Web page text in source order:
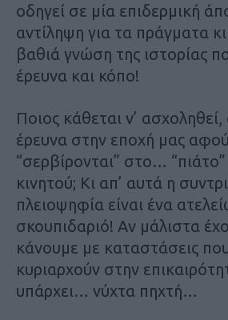
οδηγεί σε μία επιδερμική
αντίληψη για τα πράγματα
βαθιά γνώση της ιστορίας
έρευνα και κόπο!
Ποιος κάθεται ν’
έρευνα στην εποχή μας
“σερβίρονται” στο…
κινητού; Κι απ’ αυτά η
πλειοψηφία είναι ένα
σκουπιδαριό! Αν μάλιστα
κάνουμε με καταστάσεις
κυριαρχούν στην
υπάρχει… νύχτα πηχτή…